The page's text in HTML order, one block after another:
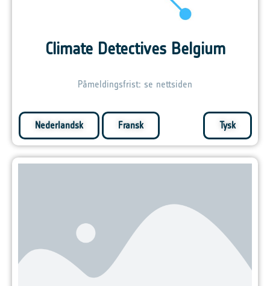
Climate Detectives Belgium
Påmeldingsfrist: se nettsiden
Nederlandsk Fransk Tysk